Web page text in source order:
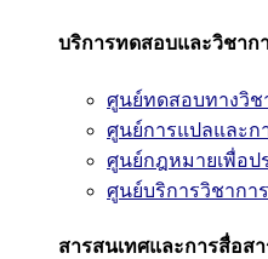
บริการทดสอบและวิชาก
ศูนย์ทดสอบทางวิช
ศูนย์การแปลและก
ศูนย์กฎหมายเพื่อป
ศูนย์บริการวิชากา
สารสนเทศและการสื่อส